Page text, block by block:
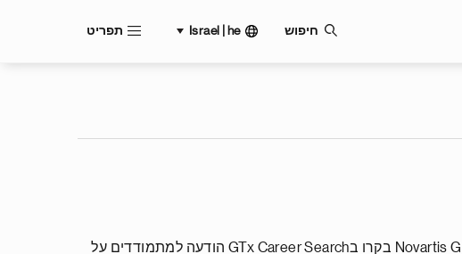
חיפוש Israel | he תפריט
חפשו אחר אפשרויות תעסוקה בחברת נוברטיס וסנדוז. לתפקידים נוספים ב Novartis Gene Therapies (formerly AveXis) בקרו בGTx Career Search הודעה למתמודדים על